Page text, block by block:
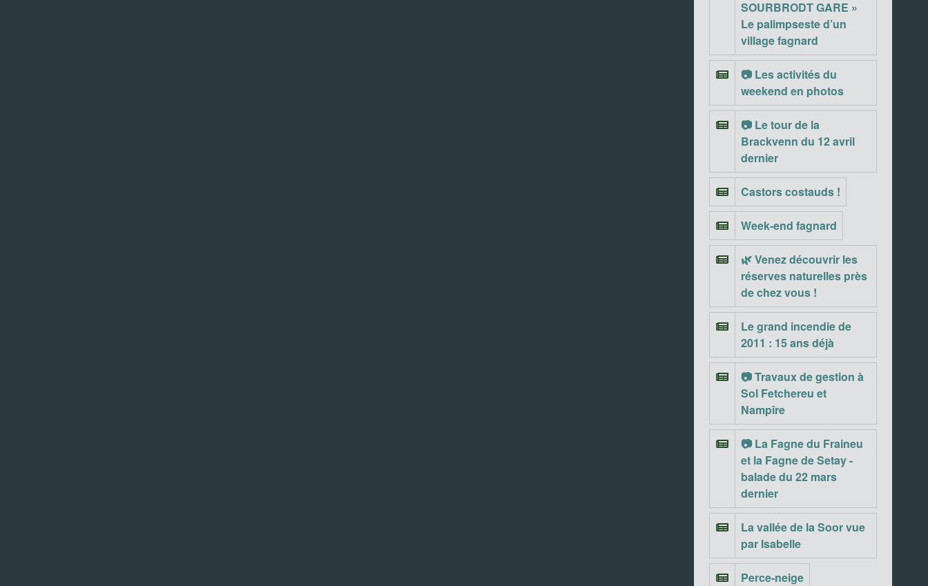
SOURBRODT GARE »
Le palimpseste d’un
village fagnard
📷 Les activités du
weekend en photos
📷 Le tour de la
Brackvenn du 12 avril
dernier
Castors costauds !
Week-end fagnard
🌿 Venez découvrir les
réserves naturelles près
de chez vous !
Le grand incendie de
2011 : 15 ans déjà
📷 Travaux de gestion à
Sol Fetchereu et
Nampîre
📷 La Fagne du Fraineu
et la Fagne de Setay -
balade du 22 mars
dernier
La vallée de la Soor vue
par Isabelle
Perce-neige